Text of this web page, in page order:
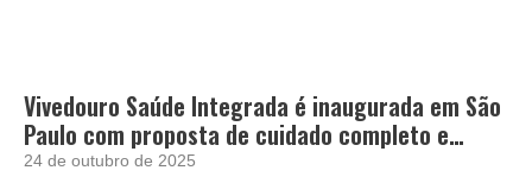
Vivedouro Saúde Integrada é inaugurada em São
Paulo com proposta de cuidado completo e
acolhedor
24 de outubro de 2025